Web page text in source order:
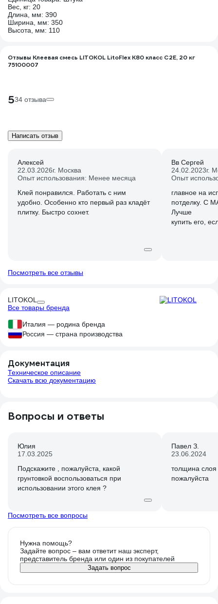
Вес, кг: 20
Длина, мм: 390
Ширина, мм: 350
Высота, мм: 110
Отзывы Клеевая смесь LITOKOL LitoFlex K80 класс C2E, 20 кг
75100007
534 отзыва
Написать отзыв
Алексей
22.03.2026г. Москва
Опыт использования: Менее месяца
Клей понравился. Работать с ним
удобно. Особенно кто первый раз кладёт
плитку. Быстро сохнет.
Вв Сергей
24.02.2023г.
Опыт
главное на
потделку. С
Лучше
купить его,
Посмотреть все отзывы
LITOKOL
Все товары бренда
Италия — родина бренда
Россия — страна производства
Документация
Техническое описание
Скачать всю документацию
Вопросы и ответы
Юлия
17.03.2025
Подскажите , пожалуйста, какой
грунтовкой воспользоваться при
использовании этого клея ?
Павел З.
23.06.2024
толщина слоя
пожалуйста
Посмотреть все вопросы
Нужна помощь?
Задайте вопрос – вам ответит наш эксперт,
представитель бренда или один из покупателей
Задать вопрос